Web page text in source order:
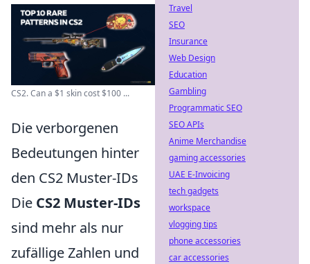
CS2. Can a $1 skin cost $100 ...
Die verborgenen
Bedeutungen hinter
den CS2 Muster-IDs
Die CS2 Muster-IDs
sind mehr als nur
zufällige Zahlen und
Travel
SEO
Insurance
Web Design
Education
Gambling
Programmatic SEO
SEO APIs
Anime Merchandise
gaming accessories
UAE E-Invoicing
tech gadgets
workspace
vlogging tips
phone accessories
car accessories